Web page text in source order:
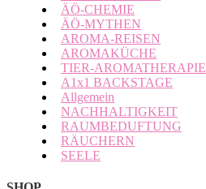
ÄÖ-CHEMIE
ÄÖ-MYTHEN
AROMA-REISEN
AROMAKÜCHE
TIER-AROMATHERAPIE
A1x1 BACKSTAGE
Allgemein
NACHHALTIGKEIT
RAUMBEDUFTUNG
RÄUCHERN
SEELE